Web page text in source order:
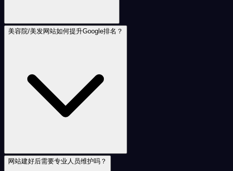
美容院/美发网站如何提升Google排名？
网站建好后需要专业人员维护吗？